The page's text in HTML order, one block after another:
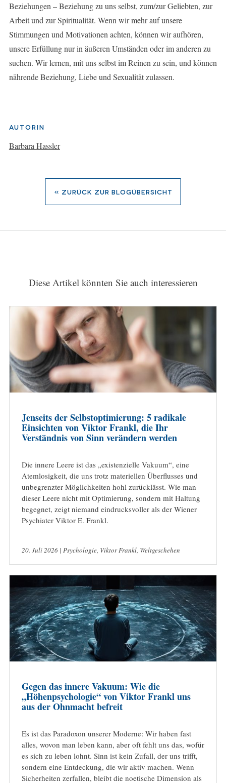
Beziehungen – Beziehung zu uns selbst, zum/zur Geliebten, zur
Arbeit und zur Spiritualität. Wenn wir mehr auf unsere
Stimmungen und Motivationen achten, können wir aufhören,
unsere Erfüllung nur in äußeren Umständen oder im anderen zu
suchen. Wir lernen, mit uns selbst im Reinen zu sein, und können
nährende Beziehung, Liebe und Sexualität zulassen.
Autorin
Barbara Hassler
« zurück zur Blogübersicht
Diese Artikel könnten Sie auch interessieren
Jenseits der Selbstoptimierung: 5 radikale
Einsichten von Viktor Frankl, die Ihr
Verständnis von Sinn verändern werden
Die innere Leere ist das „existenzielle Vakuum“, eine
Atemlosigkeit, die uns trotz materiellen Überflusses und
unbegrenzter Möglichkeiten hohl zurücklässt. Wie man
dieser Leere nicht mit Optimierung, sondern mit Haltung
begegnet, zeigt niemand eindrucksvoller als der Wiener
Psychiater Viktor E. Frankl.
20. Juli 2026 | Psychologie, Viktor Frankl, Weltgeschehen
Gegen das innere Vakuum: Wie die
„Höhenpsychologie“ von Viktor Frankl uns
aus der Ohnmacht befreit
Es ist das Paradoxon unserer Moderne: Wir haben fast
alles, wovon man leben kann, aber oft fehlt uns das, wofür
es sich zu leben lohnt. Sinn ist kein Zufall, der uns trifft,
sondern eine Entdeckung, die wir aktiv machen. Wenn
Sicherheiten zerfallen, bleibt die noetische Dimension als